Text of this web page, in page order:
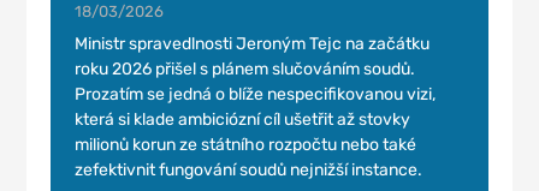
18/03/2026
Ministr spravedlnosti Jeroným Tejc na začátku
roku 2026 přišel s plánem slučováním soudů.
Prozatím se jedná o blíže nespecifikovanou vizi,
která si klade ambiciózní cíl ušetřit až stovky
milionů korun ze státního rozpočtu nebo také
zefektivnit fungování soudů nejnižší instance.